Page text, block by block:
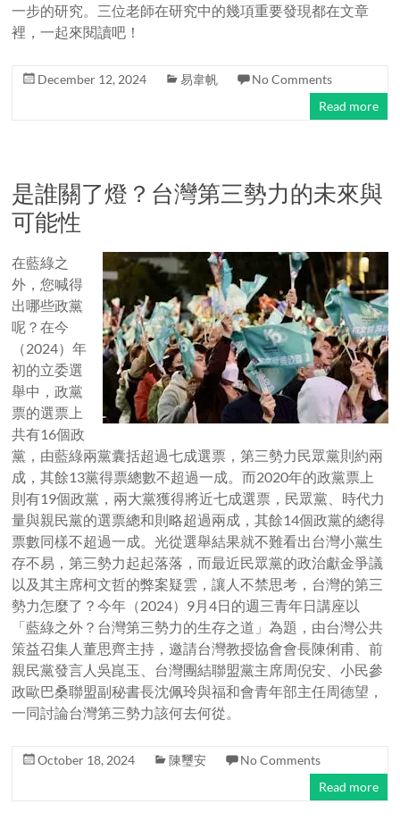
一步的研究。三位老師在研究中的幾項重要發現都在文章
裡，一起來閱讀吧！
December 12, 2024 易韋帆
No Comments
Read more
是誰關了燈？台灣第三勢力的未來與
可能性
在藍綠之
外，您喊得
出哪些政黨
呢？在今
（2024）年
初的立委選
舉中，政黨
票的選票上
共有16個政
黨，由藍綠兩黨囊括超過七成選票，第三勢力民眾黨則約兩
成，其餘13黨得票總數不超過一成。而2020年的政黨票上
則有19個政黨，兩大黨獲得將近七成選票，民眾黨、時代力
量與親民黨的選票總和則略超過兩成，其餘14個政黨的總得
票數同樣不超過一成。光從選舉結果就不難看出台灣小黨生
存不易，第三勢力起起落落，而最近民眾黨的政治獻金爭議
以及其主席柯文哲的弊案疑雲，讓人不禁思考，台灣的第三
勢力怎麼了？今年（2024）9月4日的週三青年日講座以
「藍綠之外？台灣第三勢力的生存之道」為題，由台灣公共
策益召集人董思齊主持，邀請台灣教授協會會長陳俐甫、前
親民黨發言人吳崑玉、台灣團結聯盟黨主席周倪安、小民參
政歐巴桑聯盟副秘書長沈佩玲與福和會青年部主任周德望，
一同討論台灣第三勢力該何去何從。
October 18, 2024 陳璽安
No Comments
Read more